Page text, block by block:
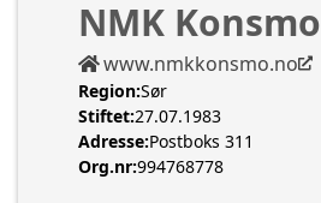
NMK Konsmo
www.nmkkonsmo.no
Region:Sør
Stiftet:27.07.1983
Adresse:Postboks 311
Org.nr:994768778